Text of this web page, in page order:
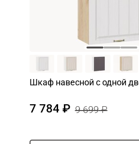
Шкаф навесной c одной
7 784 9 699